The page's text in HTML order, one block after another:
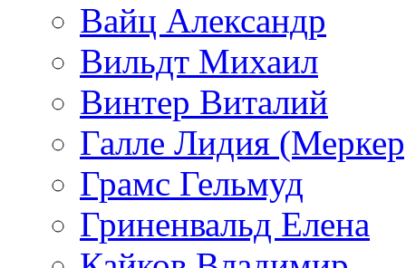
Вайц Александр
Вильдт Михаил
Винтер Виталий
Галле Лидия
Грамс Гельмуд
Гриненвальд Елена